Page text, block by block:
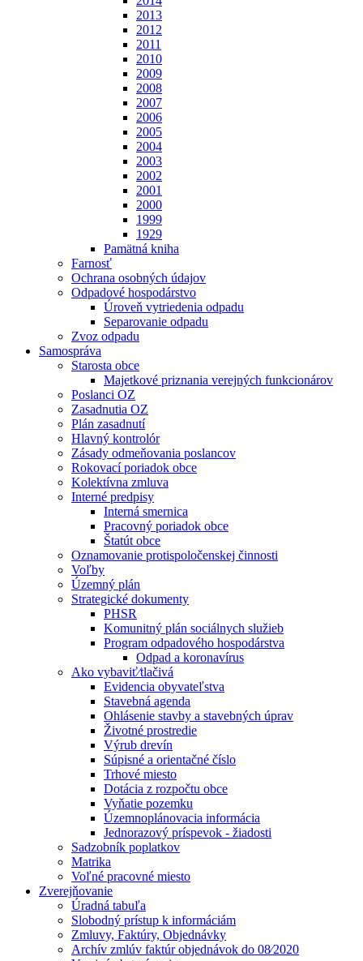
2013
2012
2011
2010
2009
2008
2007
2006
2005
2004
2003
2002
2001
2000
1999
1929
Pamätná kniha
Farnosť
Ochrana osobných údajov
Odpadové hospodárstvo
Úroveň vytriedenia odpadu
Separovanie odpadu
Zvoz odpadu
Samospráva
Starosta obce
Majetkové priznania verejných funkcionárov
Poslanci OZ
Zasadnutia OZ
Plán zasadnutí
Hlavný kontrolór
Zásady odmeňovania poslancov
Rokovací poriadok obce
Kolektívna zmluva
Interné predpisy
Interná smernica
Pracovný poriadok obce
Štatút obce
Oznamovanie protispoločenskej činnosti
Voľby
Územný plán
Strategické dokumenty
PHSR
Komunitný plán sociálnych služieb
Program odpadového hospodárstva
Odpad a koronavírus
Ako vybaviť⁄tlačivá
Evidencia obyvateľstva
Stavebná agenda
Ohlásenie stavby a stavebných úprav
Životné prostredie
Výrub drevín
Súpisné a orientačné číslo
Trhové miesto
Dotácia z rozpočtu obce
Vyňatie pozemku
Územnoplánovacia informácia
Jednorazový príspevok - žiadosti
Sadzobník poplatkov
Matrika
Voľné pracovné miesto
Zverejňovanie
Úradná tabuľa
Slobodný prístup k informáciám
Zmluvy, Faktúry, Objednávky
Archív zmlúv faktúr objednávok do 08⁄2020